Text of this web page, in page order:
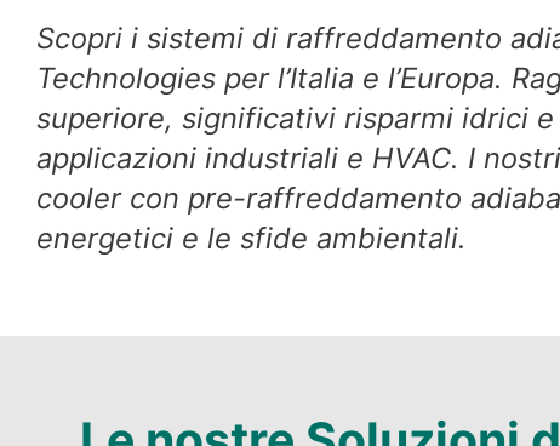
Scopri i sistemi di raffreddamento
Technologies per l’Italia e l’Europa.
superiore, significativi risparmi idrici
applicazioni industriali e HVAC. I
cooler con pre-raffreddamento
energetici e le sfide ambientali.